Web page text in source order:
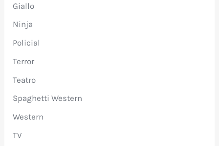
Giallo
Ninja
Policial
Terror
Teatro
Spaghetti Western
Western
TV